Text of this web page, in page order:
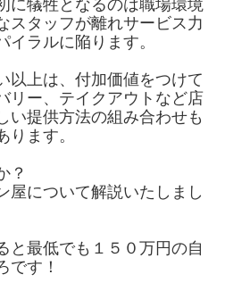
に犠牲となるのは職場環境
スタッフが離れサービス力
イラルに陥ります。
以上は、付加価値をつけて
リー、テイクアウトなど店
い提供方法の組み合わせも
ます。
？
屋について解説いたしまし
と最低でも１５０万円の自
です！